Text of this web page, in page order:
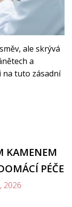
ale skrývá
a
na tuto zásadní
KAMENEM
PÉČE
2026